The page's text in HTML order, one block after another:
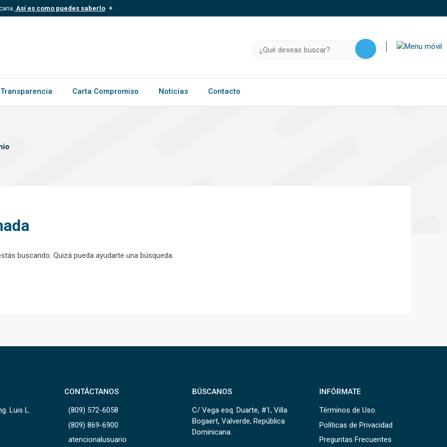
Así es como puedes saberlo
a una organización oficial del
.gob.do o .gov.do. Comparte información confidencial solo en este tipo de sitios.
Transparencia Carta Compromiso Noticias Contacto
buscando. Quizá pueda ayudarte una búsqueda.
Luis L.
CONTÁCTANOS
(809) 572-6058
(809) 869-6900
atencionalusuario
BÚSCANOS
C/ Vega esq. Duarte, #1, Villa
Bogaert, Valverde, República
Dominicana.
INFÓRMATE
Términos de Uso
Políticas de Privacidad
Preguntas Frecuentes